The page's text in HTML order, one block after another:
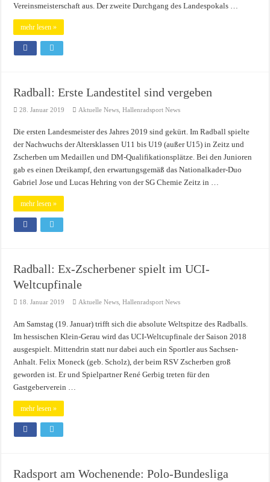
Vereinsmeisterschaft aus. Der zweite Durchgang des Landespokals …
mehr lesen »
Radball: Erste Landestitel sind vergeben
28. Januar 2019 Aktuelle News ,Hallenradsport News
Die ersten Landesmeister des Jahres 2019 sind gekürt. Im Radball spielte
der Nachwuchs der Altersklassen U11 bis U19 (außer U15) in Zeitz und
Zscherben um Medaillen und DM-Qualifikationsplätze. Bei den Junioren
gab es einen Dreikampf, den erwartungsgemäß das Nationalkader-Duo
Gabriel Jose und Lucas Hehring von der SG Chemie Zeitz in …
mehr lesen »
Radball: Ex-Zscherbener spielt im UCI-
Weltcupfinale
18. Januar 2019 Aktuelle News ,Hallenradsport News
Am Samstag (19. Januar) trifft sich die absolute Weltspitze des Radballs.
Im hessischen Klein-Gerau wird das UCI-Weltcupfinale der Saison 2018
ausgespielt. Mittendrin statt nur dabei auch ein Sportler aus Sachsen-
Anhalt. Felix Moneck (geb. Scholz), der beim RSV Zscherben groß
geworden ist. Er und Spielpartner René Gerbig treten für den
Gastgeberverein …
mehr lesen »
Radsport am Wochenende: Polo-Bundesliga